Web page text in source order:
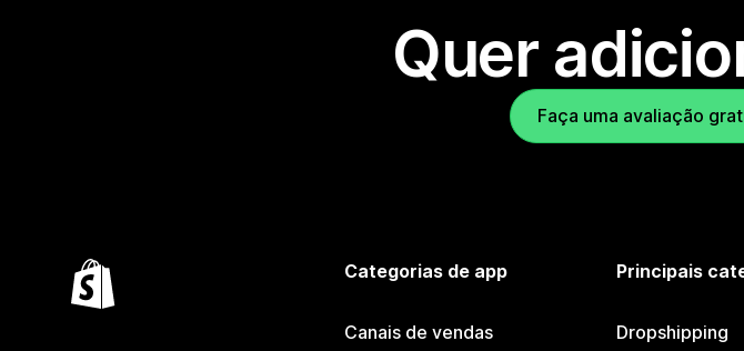
Quer
Faça uma avaliação
Categorias de app
Canais de vendas
Principais
Dropshipping